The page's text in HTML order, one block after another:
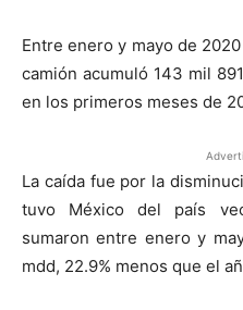
Entre enero y mayo de
camión acumuló 143 mil
en los primeros meses de
La caída fue por la
tuvo México del país
sumaron entre enero y
mdd, 22.9% menos que el